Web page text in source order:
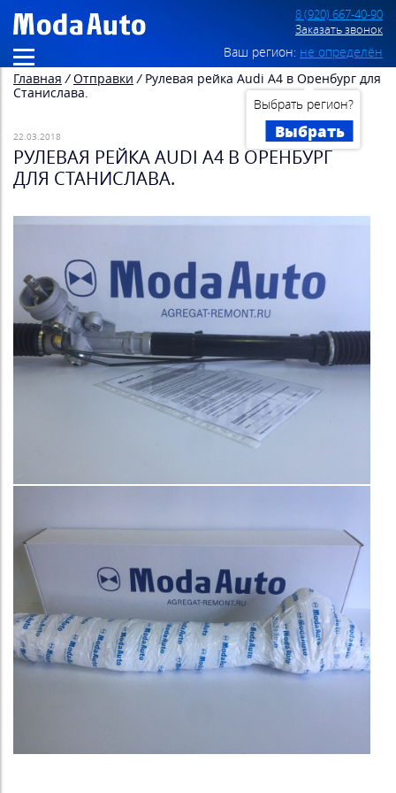
8 (920) 667-40-90
Заказать звонок
Ваш регион: не определён
Выбрать регион?
Выбрать
Главная / Отправки / Рулевая рейка Audi A4 в Оренбург для
Станислава.
22.03.2018
РУЛЕВАЯ РЕЙКА AUDI A4 В ОРЕНБУРГ
ДЛЯ СТАНИСЛАВА.